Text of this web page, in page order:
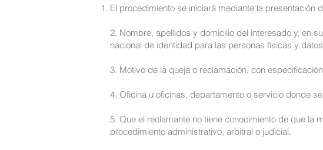
El procedimiento se iniciará mediante la presentación
2. Nombre, apellidos y domicilio del interesado y, en
nacional de identidad para las personas físicas y
3. Motivo de la queja o reclamación, con
4. Oficina u oficinas, departamento o servicio donde
5. Que el reclamante no tiene conocimiento de que la
procedimiento administrativo, arbitral o judicial.